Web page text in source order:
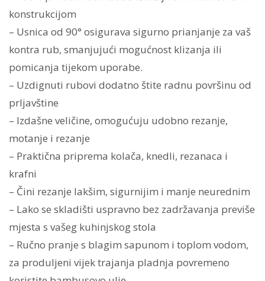
konstrukcijom
– Usnica od 90° osigurava sigurno prianjanje za vaš
kontra rub, smanjujući mogućnost klizanja ili
pomicanja tijekom uporabe.
– Uzdignuti rubovi dodatno štite radnu površinu od
prljavštine
– Izdašne veličine, omogućuju udobno rezanje,
motanje i rezanje
– Praktična priprema kolača, knedli, rezanaca i
krafni
– Čini rezanje lakšim, sigurnijim i manje neurednim
– Lako se skladišti uspravno bez zadržavanja previše
mjesta s vašeg kuhinjskog stola
– Ručno pranje s blagim sapunom i toplom vodom,
za produljeni vijek trajanja pladnja povremeno